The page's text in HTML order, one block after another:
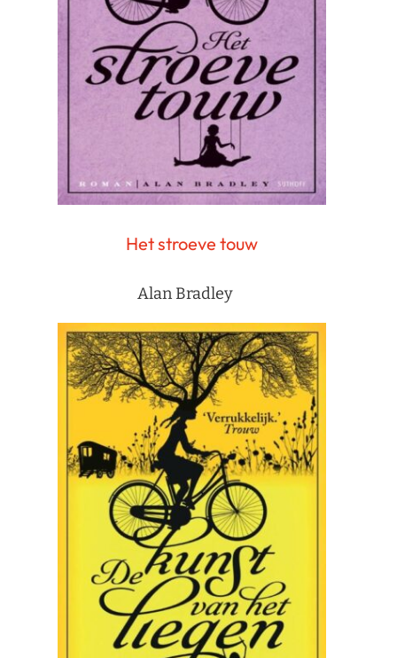
Het stroeve touw
Alan Bradley